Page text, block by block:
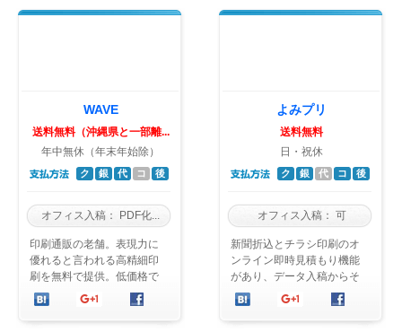
WAVE
送料無料（沖縄県と一部離...
年中無休（年末年始除）
ク 銀 代 コ 後
オフィス入稿： PDF化...
印刷通販の老舗。表現力に
優れると言われる高精細印
刷を無料で提供。低価格で
ありながら、大半が3営業日
以内発送と短納期。製本設
備が充実してお ...
よみプリ
送料無料
日・祝休
ク 銀 代 コ 後
オフィス入稿： 可
新聞折込とチラシ印刷のオ
ンライン即時見積もり機能
があり、データ入稿からそ
のまま印刷・新聞折込の発
注が可能。注文履歴機能が
充実、２年間デー ...